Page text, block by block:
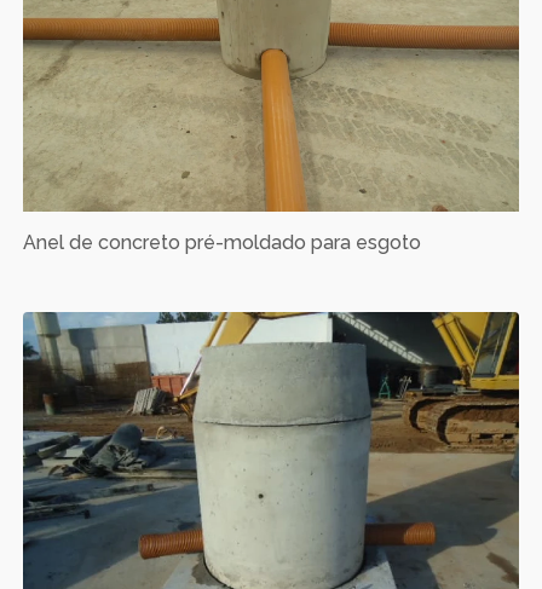
Anel de concreto pré-moldado para esgoto